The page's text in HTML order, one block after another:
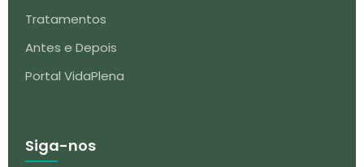
Tratamentos
Antes e Depois
Portal VidaPlena
Siga-nos